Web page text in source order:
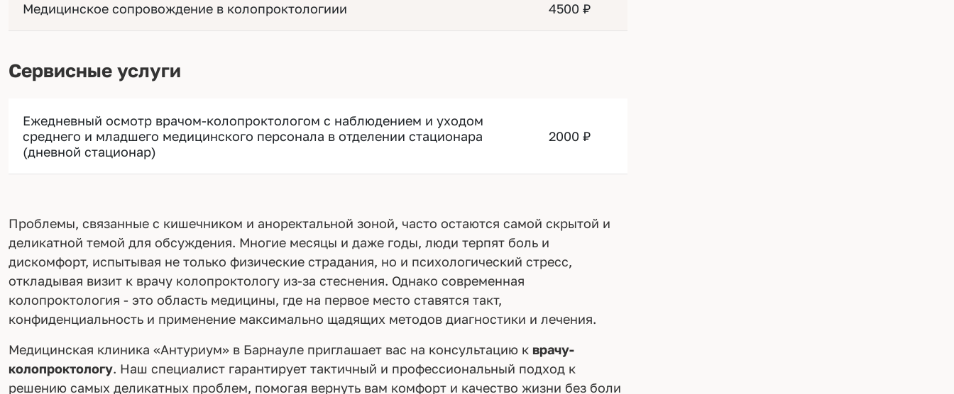
Медицинское сопровождение в колопроктологиии 4500 ₽
Сервисные услуги
Ежедневный осмотр врачом-колопроктологом с наблюдением и уходом
среднего и младшего медицинского персонала в отделении стационара
(дневной стационар)
2000 ₽
Проблемы, связанные с кишечником и аноректальной зоной, часто остаются самой скрытой и
деликатной темой для обсуждения. Многие месяцы и даже годы, люди терпят боль и
дискомфорт, испытывая не только физические страдания, но и психологический стресс,
откладывая визит к врачу колопроктологу из-за стеснения. Однако современная
колопроктология - это область медицины, где на первое место ставятся такт,
конфиденциальность и применение максимально щадящих методов диагностики и лечения.
Медицинская клиника «Антуриум» в Барнауле приглашает вас на консультацию к врачу-
колопроктологу. Наш специалист гарантирует тактичный и профессиональный подход к
решению самых деликатных проблем, помогая вернуть вам комфорт и качество жизни без боли